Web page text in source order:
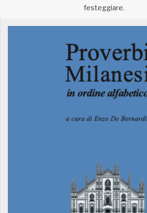
festeggiare.